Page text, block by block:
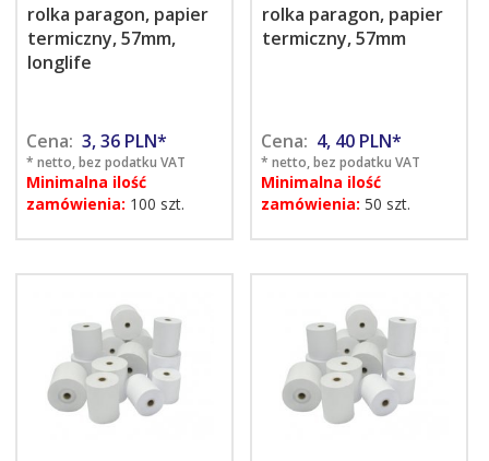
rolka paragon, papier
termiczny, 57mm,
longlife
Cena: 3,36 PLN*
* netto, bez podatku VAT
Minimalna ilość
zamówienia: 100 szt.
rolka paragon, papier
termiczny, 57mm
Cena: 4, 40 PLN*
* netto, bez podatku VAT
Minimalna ilość
zamówienia: 50 szt.